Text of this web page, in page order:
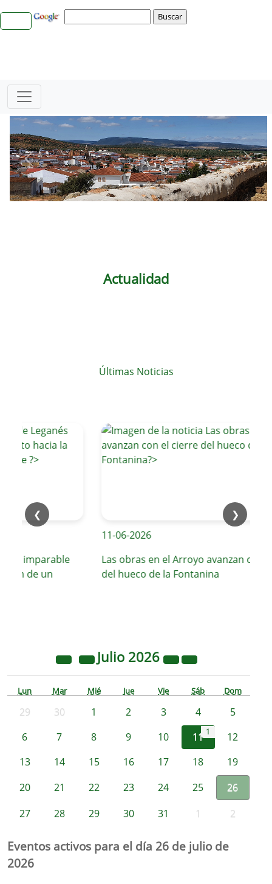
Actualidad
Últimas Noticias
❮ ❯
imparable
de un
11-06-2026
Las obras en el Arroyo avanzan con el
del hueco de la Fontanina
Julio 2026
Lun Mar Mié Jue Vie Sáb Dom
29 30 1 2 3 4
5
6
7 8 9 10 11 1
12
13
14 15 16 17 18
19
20
21 22 23 24 25
26
27
28 29 30 31 1 2
Eventos activos para el día 26 de julio de
2026